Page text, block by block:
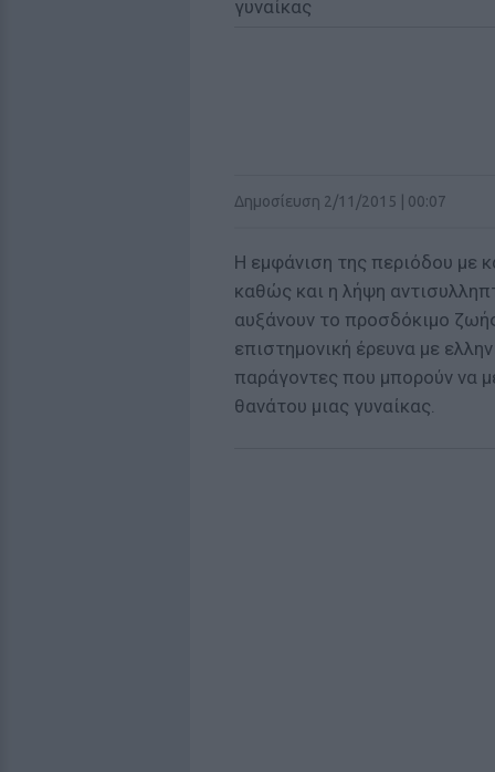
Δημοσίευση 2/11/2015 | 00:07
Η εμφάνιση της περιόδου με
καθώς και η λήψη
αυξάνουν το προσδόκιμο
επιστημονική έρευνα με
παράγοντες που μπορούν να
θανάτου μιας γυναίκας.